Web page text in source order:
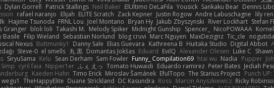
Dylan Gorrell Patrick Stallings Neil Baker ElUltimo DeLaFila Yousick Sankaku Bear Dennis
rafael naranjo Elijah ELITE Scratch Zack Kepner Justin Rogow Andre Labuschagne lily ren
Hajime Tsunoda FRNL Lou Joel Montano Bryan Hy Jakub Zbyszynski River Lockhart Stefan
Granger bloli loli Takashi M. Melody Spiker Midnight Gunship Spencer_ NicoPOWAAA
Basile Filip Wieland Sebastian Norlund blog cruvi Marc Nguyen MaxDezignz Tic_cle
Nexus Buttmunky1 Danny Sale Elias Guevara Kathreena B Huitaka Studio Digital Abbot
Steve-0 el smells 丸 黒 Domantas Jokšas Eduard EvilQ Alexander Olesen Luke C
SiryuSama Kelu Sean Derham Sam Fowler Funny_ Compilation69 htai wu Nadia Pupper
cyril faia Nipper1er ふぇ えっ Tomato Huwaidi Eduardo ramirez Peter Bates Jediah
Kaeden Hahn Timo Erick Miroslav Šamánek EfulTopo The Starius Project Punch
wegu1 TheHappyElite Duane Strickland DC Kasundra Ross Marcin Anyszkiewicz Ricky